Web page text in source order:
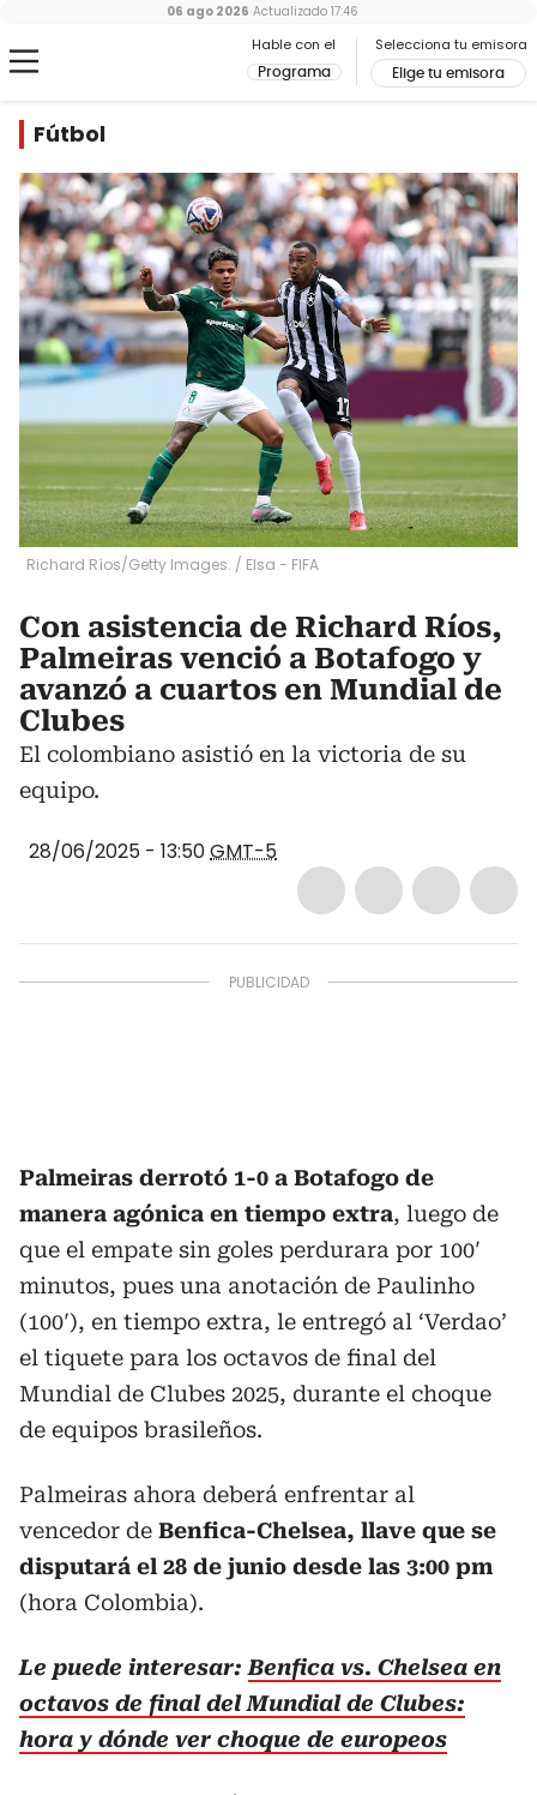
Hable con el
Programa
Selecciona tu emisora
Elige tu emisora
06 ago 2026 Actualizado 17:46
Fútbol
Richard Ríos/Getty Images. / Elsa - FIFA
Con asistencia de Richard Ríos,
Palmeiras venció a Botafogo y
avanzó a cuartos en Mundial de
Clubes
El colombiano asistió en la victoria de su
equipo.
28/06/2025 - 13:50GMT-5
Palmeiras derrotó 1-0 a Botafogo de
manera agónica en tiempo extra, luego de
que el empate sin goles perdurara por 100′
minutos, pues una anotación de Paulinho
(100′), en tiempo extra, le entregó al ‘Verdao’
el tiquete para los octavos de final del
Mundial de Clubes 2025, durante el choque
de equipos brasileños.
Palmeiras ahora deberá enfrentar al
vencedor de Benfica-Chelsea, llave que se
disputará el 28 de junio desde las 3:00 pm
(hora Colombia).
Le puede interesar:Benfica vs. Chelsea en
octavos de final del Mundial de Clubes:
hora y dónde ver choque de europeos